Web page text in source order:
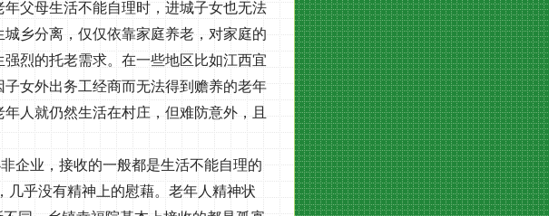
父母生活不能自理时，进城子女也无法
乡分离，仅仅依靠家庭养老，对家庭的
烈的托老需求。在一些地区比如江西宜
女外出务工经商而无法得到赡养的老年
人就仍然生活在村庄，但难防意外，且
企业，接收的一般都是生活不能自理的
几乎没有精神上的慰藉。老年人精神状